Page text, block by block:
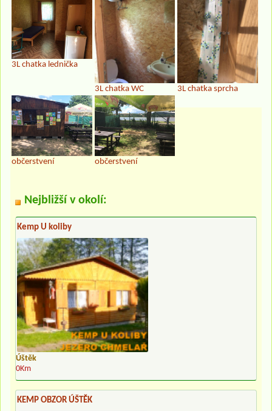
3L chatka lednička
3L chatka WC 3L chatka sprcha
občerstvení občerstvení
Nejbližší v okolí:
Kemp U koliby
Úštěk
0Km
KEMP OBZOR ÚŠTĚK